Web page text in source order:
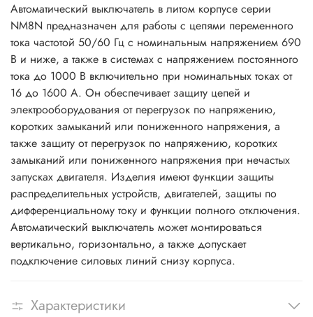
Автоматический выключатель в литом корпусе серии
NM8N предназначен для работы с цепями переменного
тока частотой 50/60 Гц с номинальным напряжением 690
В и ниже, а также в системах с напряжением постоянного
тока до 1000 В включительно при номинальных токах от
16 до 1600 A. Он обеспечивает защиту цепей и
электрооборудования от перегрузок по напряжению,
коротких замыканий или пониженного напряжения, а
также защиту от перегрузок по напряжению, коротких
замыканий или пониженного напряжения при нечастых
запусках двигателя. Изделия имеют функции защиты
распределительных устройств, двигателей, защиты по
дифференциальному току и функции полного отключения.
Автоматический выключатель может монтироваться
вертикально, горизонтально, а также допускает
подключение силовых линий снизу корпуса.
Характеристики